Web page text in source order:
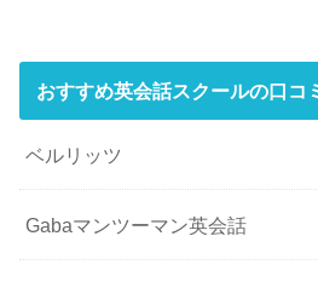
おすすめ英会話スクールの口コ
ベルリッツ
Gabaマンツーマン英会話